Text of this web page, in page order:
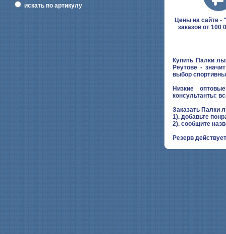
искать по артикулу
Цены на сайте -
заказов от 100
Купить Палки
Реутове -
выбор
Низкие
консультанты:
Заказать Палки
1). добавьте
2). сообщите
Резерв